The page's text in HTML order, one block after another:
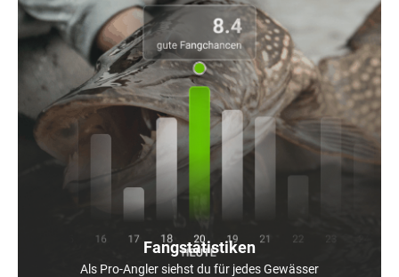
Fangstatistiken
Als Pro-Angler siehst du für jedes Gewässer